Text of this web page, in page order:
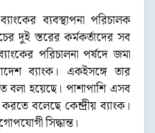
ব্যবস্থাপনা পরিচালক
দুই স্তরের কর্মকর্তাদের সব
পরিচালনা পর্ষদে জমা
ব্যাংক। একইসঙ্গে তার
বলা হয়েছে। পাশাপাশি এসব
বলেছে কেন্দ্রীয় ব্যাংক।
সিদ্ধান্ত।